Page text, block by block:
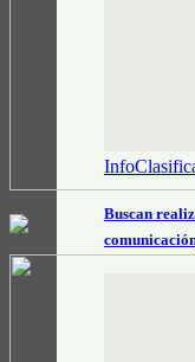
Buscan